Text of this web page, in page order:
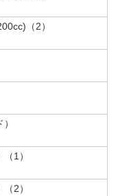
（2）
1）
2）